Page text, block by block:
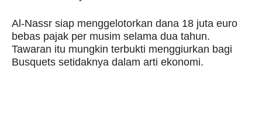
Al-Nassr siap menggelotorkan dana 18 juta euro
bebas pajak per musim selama dua tahun.
Tawaran itu mungkin terbukti menggiurkan bagi
Busquets setidaknya dalam arti ekonomi.